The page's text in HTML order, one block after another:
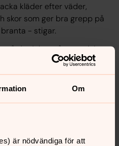
Om
är nödvändiga för att
kläder efter väder,
skor som ger bra grepp på
- stigar.
så du deltar på egen risk.
av våra vandringar: